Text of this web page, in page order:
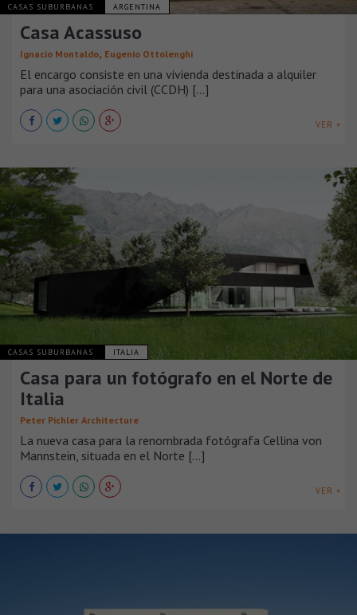
CASAS SUBURBANAS ARGENTINA
Casa Acassuso
Ignacio Montaldo, Eugenio Ottolenghi
El encargo consiste en una vivienda destinada a alquiler
para una asociación civil (CCDH) [...]
VER +
CASAS SUBURBANAS ITALIA
Casa para un fotógrafo en el Norte de
Italia
Peter Pichler Architecture
La nueva casa para la renombrada fotógrafa Cellina von
Mannstein, situada en el Norte [...]
VER +